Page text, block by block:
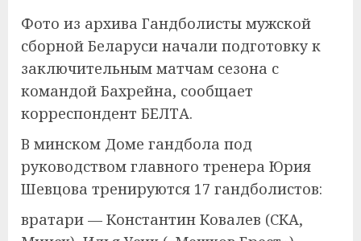
Фото из архива Гандболисты мужской
сборной Беларуси начали подготовку к
заключительным матчам сезона с
командой Бахрейна, сообщает
корреспондент БЕЛТА.
В минском Доме гандбола под
руководством главного тренера Юрия
Шевцова тренируются 17 гандболистов:
вратари — Константин Ковалев (СКА,